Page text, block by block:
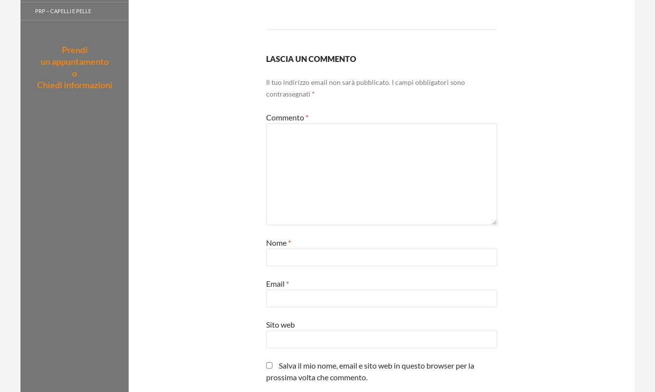
LASCIA UN COMMENTO
Il tuo indirizzo email non sarà pubblicato. I campi obbligatori sono
contrassegnati *
Commento *
Nome *
Email *
Sito web
Salva il mio nome, email e sito web in questo browser per la
prossima volta che commento.
PRP – CAPELLI E PELLE
Prendi
un appuntamento
o
Chiedi informazioni